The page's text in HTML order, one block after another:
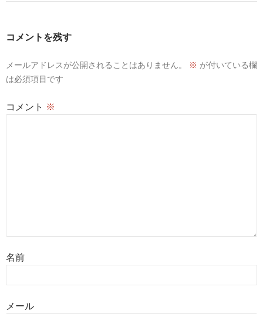
ョ
コメントを残す
メールアドレスが公開されることはありません。 ※ が付いている欄
は必須項目です
コメント ※
名前
メール